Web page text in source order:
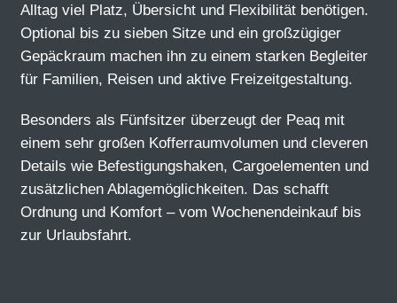
Alltag viel Platz, Übersicht und Flexibilität benötigen.
Optional bis zu sieben Sitze und ein großzügiger
Gepäckraum machen ihn zu einem starken Begleiter
für Familien, Reisen und aktive Freizeitgestaltung.
Besonders als Fünfsitzer überzeugt der Peaq mit
einem sehr großen Kofferraumvolumen und cleveren
Details wie Befestigungshaken, Cargoelementen und
zusätzlichen Ablagemöglichkeiten. Das schafft
Ordnung und Komfort – vom Wochenendeinkauf bis
zur Urlaubsfahrt.